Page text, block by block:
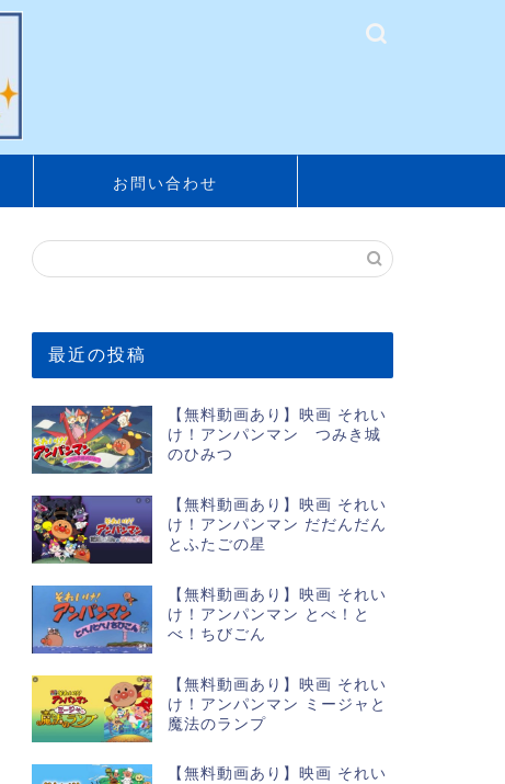
お問い合わせ
最近の投稿
【無料動画あり】映画 それい
け！アンパンマン つみき城
のひみつ
【無料動画あり】映画 それい
け！アンパンマン だだんだん
とふたごの星
【無料動画あり】映画 それい
け！アンパンマン とべ！と
べ！ちびごん
【無料動画あり】映画 それい
け！アンパンマン ミージャと
魔法のランプ
【無料動画あり】映画 それい